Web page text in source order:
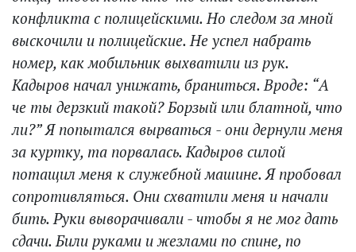
конфликта с полицейскими. Но следом за мной
выскочили и полицейские. Не успел набрать
номер, как мобильник выхватили из рук.
Кадыров начал унижать, браниться. Вроде: “А
че ты дерзкий такой? Борзый или блатной, что
ли?” Я попытался вырваться - они дернули меня
за куртку, та порвалась. Кадыров силой
потащил меня к служебной машине. Я пробовал
сопротивляться. Они схватили меня и начали
бить. Руки выворачивали - чтобы я не мог дать
сдачи. Били руками и жезлами по спине, по